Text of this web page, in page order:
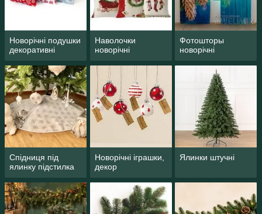
Новорічні подушки
декоративні
Наволочки
новорічні
Фотошторы
новорічні
Спідниця під
ялинку підстилка
Новорічні іграшки,
декор
Ялинки штучні